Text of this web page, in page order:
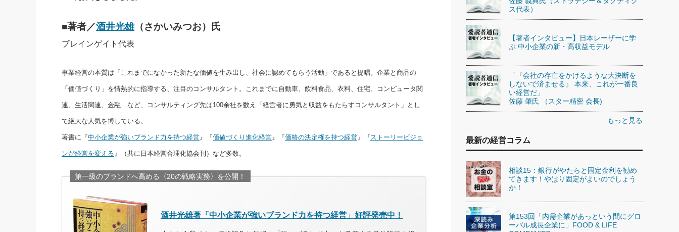
■著者／酒井光雄（さかいみつお）氏
ブレインゲイト代表
事業経営の本質は「これまでになかった新たな価値を生み出し、社会に認めてもらう活動」であると提唱。企業と商品の
「価値づくり」を情熱的に指導する、注目のコンサルタント。これまでに自動車、飲料食品、衣料、住宅、コンピュータ関
連、生活関連、金融…など、コンサルティング先は100余社を数え「経営者に勇気と収益をもたらすコンサルタント」とし
て絶大な人気を博している。
著書に『中小企業が強いブランド力を持つ経営』『価値づくり進化経営』『価格の決定権を持つ経営』『ストーリービジョ
ンが経営を変える』（共に日本経営合理化協会刊）など多数。
第一級のブランドへ高める〈20の戦略実務〉を公開！
酒井光雄著「中小企業が強いブランド力を持つ経営」好評発売中！
ス代表）
【著者インタビュー】日本レーザーに学
ぶ 中小企業の新・高収益モデル
「『会社の存亡をかけるような大決断を
しないで済ませる』 本来、これが一番良
い経営だ」
佐藤 肇氏 （スター精密 会長)
もっと見る
最新の経営コラム
相談15：銀行がやたらと固定金利を勧め
てきます！やはり固定がよいのでしょう
か！
第153回「内需企業があっという間にグロ
ーバル成長企業に」FOOD & LIFE